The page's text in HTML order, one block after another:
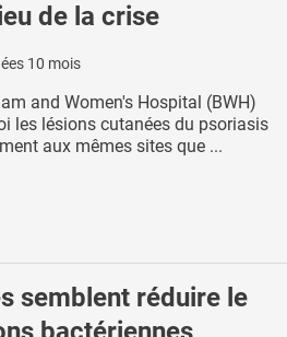
de la crise
10 mois
and Women's Hospital (BWH)
les lésions cutanées du psoriasis
aux mêmes sites que ...
semblent réduire le